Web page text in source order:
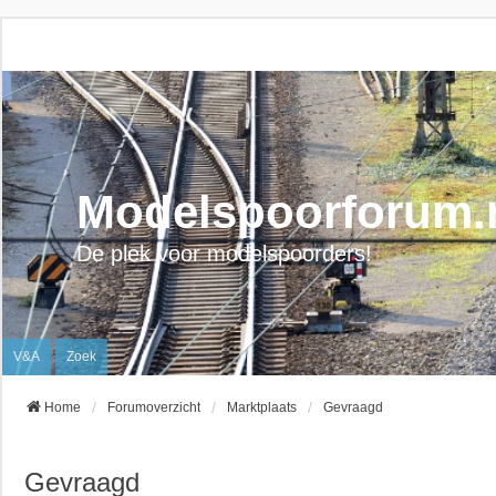
De plek voor modelspoorders!
V&A Zoek
Home Forumoverzicht Marktplaats Gevraagd
Gevraagd